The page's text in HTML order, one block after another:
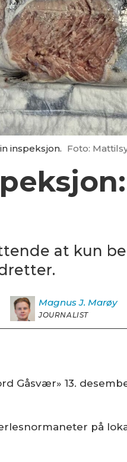
inspeksjon. Foto:
at kun
Magnus J. Marøy
JOURNALIST
Gåsvær» 13.
på